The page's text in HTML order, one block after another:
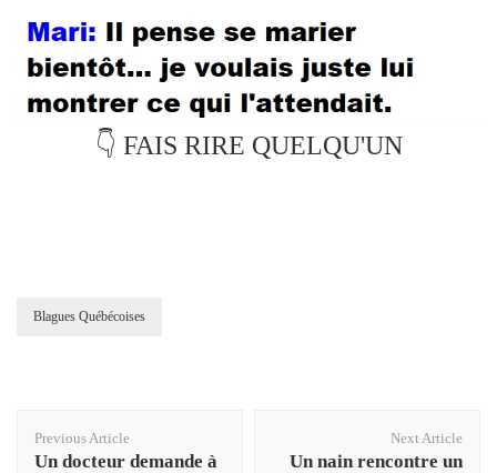
👇 FAIS RIRE QUELQU'UN
Blagues Québécoises
Navigation
Previous Article
Un docteur demande à
Next Article
Un nain rencontre un